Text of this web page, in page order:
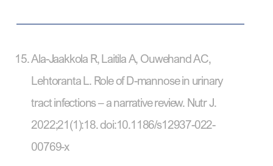
Ala-Jaakkola R, Laitila A, Ouwehand AC,
Lehtoranta L. Role of D-mannose in urinary
tract infections – a narrative review. Nutr J.
2022;21(1):18. doi:10.1186/s12937-022-
00769-x